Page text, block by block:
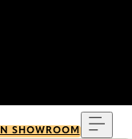
SHOWROOM